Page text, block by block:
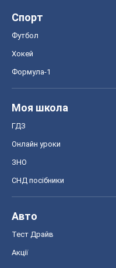
Спорт
Футбол
Хокей
Формула-1
Моя школа
ГДЗ
Онлайн уроки
ЗНО
СНД посібники
Авто
Тест Драйв
Акції